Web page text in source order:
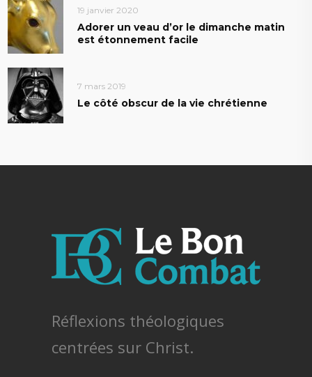
19 janvier 2020
Adorer un veau d’or le dimanche matin
est étonnement facile
7 mars 2019
Le côté obscur de la vie chrétienne
Réflexions théologiques
centrées sur Christ.